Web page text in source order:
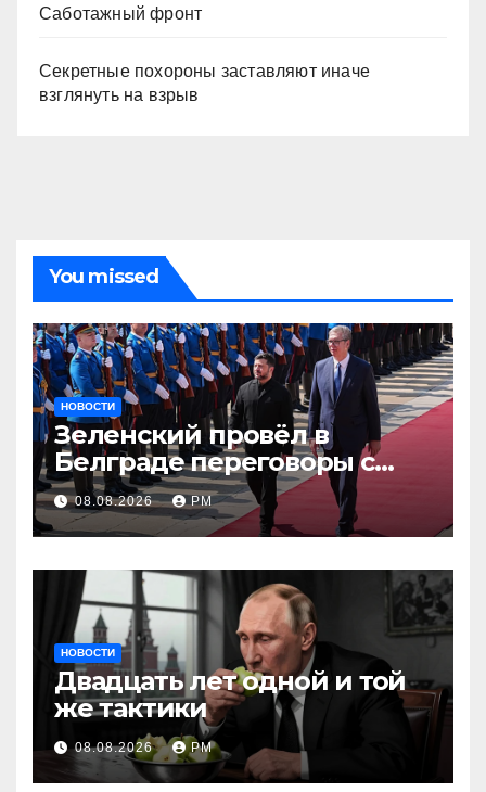
Саботажный фронт
Секретные похороны заставляют иначе
взглянуть на взрыв
You missed
НОВОСТИ
Зеленский провёл в
Белграде переговоры с
Вучичем
08.08.2026 РМ
НОВОСТИ
Двадцать лет одной и той
же тактики
08.08.2026 РМ